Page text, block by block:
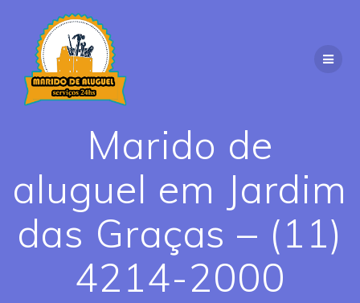
Marido de
aluguel em Jardim
das Graças – (11)
4214-2000